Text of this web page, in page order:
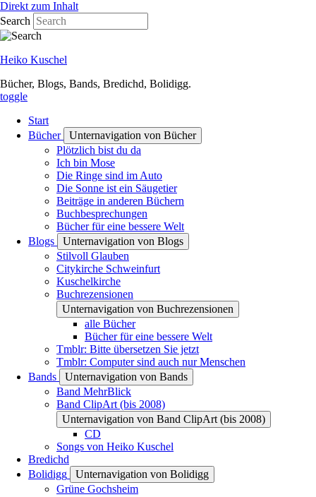
Direkt zum Inhalt
Search
Heiko Kuschel
Bücher, Blogs, Bands, Bredichd, Bolidigg.
toggle
Start
Bücher
Unternavigation von Bücher
Plötzlich bist du da
Ich bin Mose
Die Ringe sind im Auto
Die Sonne ist ein Säugetier
Beiträge in anderen Büchern
Buchbesprechungen
Bücher für eine bessere Welt
Blogs
Unternavigation von Blogs
Stilvoll Glauben
Citykirche Schweinfurt
Kuschelkirche
Buchrezensionen
Unternavigation von Buchrezensionen
alle Bücher
Bücher für eine bessere Welt
Tmblr: Bitte übersetzen Sie jetzt
Tmblr: Computer sind auch nur Menschen
Bands
Unternavigation von Bands
Band MehrBlick
Band ClipArt (bis 2008)
Unternavigation von Band ClipArt (bis 2008)
CD
Songs von Heiko Kuschel
Bredichd
Bolidigg
Unternavigation von Bolidigg
Grüne Gochsheim